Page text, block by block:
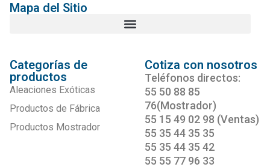
Mapa del Sitio
Categorías de
productos
Aleaciones Exóticas
Productos de Fábrica
Productos Mostrador
Cotiza con nosotros
Teléfonos directos:
55 50 88 85
76(Mostrador)
55 15 49 02 98 (Ventas)
55 35 44 35 35
55 35 44 35 42
55 55 77 96 33